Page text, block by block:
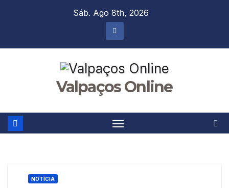
Sáb. Ago 8th, 2026
Valpaços Online
NOTÍCIA